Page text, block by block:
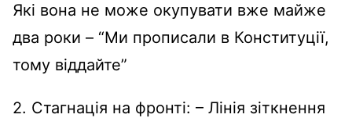
Які вона не може окупувати вже майже
два роки – “Ми прописали в Конституції,
тому віддайте”
2. Стагнація на фронті: – Лінія зіткнення